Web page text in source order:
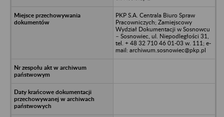
PKP S.A. Centrala Biuro Spraw
Pracowniczych; Zamiejscowy
Wydział Dokumentacji w Sosnowcu
– Sosnowiec, ul. Niepodległości 31,
tel. + 48 32 710 46 01-03 w. 111; e-
mail: archiwum.sosnowiec@pkp.pl